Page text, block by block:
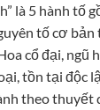
là 5 hành tố
tố cơ
cổ đại, ngũ
tồn tại độc
theo thuyết